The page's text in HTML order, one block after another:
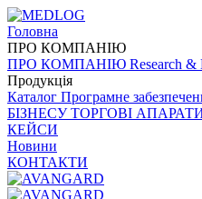
Головна
ПРО КОМПАНІЮ
ПРО КОМПАНІЮ Research &
Продукція
Каталог Програмне
БІЗНЕСУТОРГОВІ
КЕЙСИ
Новини
КОНТАКТИ